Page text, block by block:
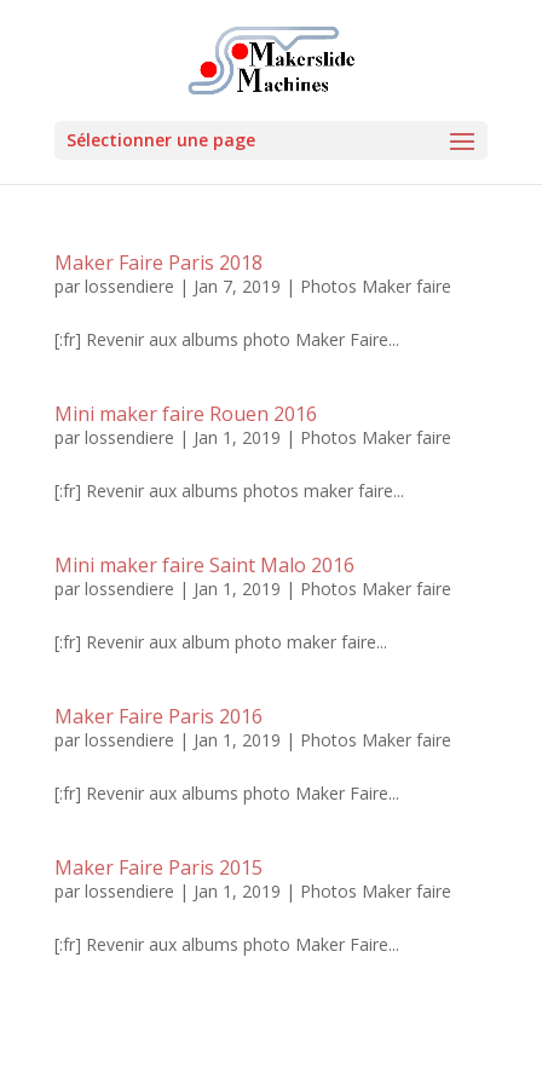
Sélectionner une page
Maker Faire Paris 2018
par lossendiere | Jan 7, 2019 | Photos Maker faire
[:fr] Revenir aux albums photo Maker Faire...
Mini maker faire Rouen 2016
par lossendiere | Jan 1, 2019 | Photos Maker faire
[:fr] Revenir aux albums photos maker faire...
Mini maker faire Saint Malo 2016
par lossendiere | Jan 1, 2019 | Photos Maker faire
[:fr] Revenir aux album photo maker faire...
Maker Faire Paris 2016
par lossendiere | Jan 1, 2019 | Photos Maker faire
[:fr] Revenir aux albums photo Maker Faire...
Maker Faire Paris 2015
par lossendiere | Jan 1, 2019 | Photos Maker faire
[:fr] Revenir aux albums photo Maker Faire...